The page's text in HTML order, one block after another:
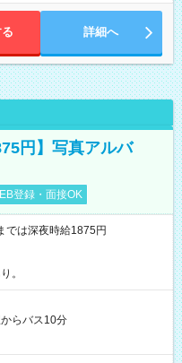
詳細へ
円】写真アルバ
登録・面接OK
では深夜時給1875円
。
らバス10分